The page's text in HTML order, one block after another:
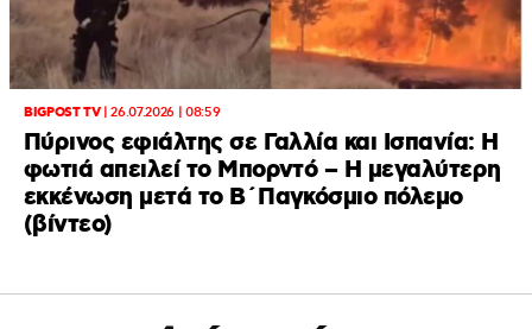
BIGPOST TV|26.07.2026 | 08:59
Πύρινος εφιάλτης σε Γαλλία και Ισπανία: Η
φωτιά απειλεί το Μπορντό – H μεγαλύτερη
εκκένωση μετά το Β΄Παγκόσμιο πόλεμο
(βίντεο)